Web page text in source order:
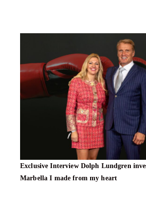
Exclusive Interview Dolph Lundgren
Marbella I made from my heart